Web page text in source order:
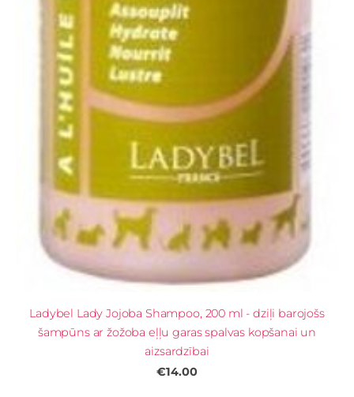
Ladybel Lady Jojoba Shampoo, 200 ml - dziļi barojošs
šampūns ar žožoba eļļu garas spalvas kopšanai un
aizsardzībai
€14.00